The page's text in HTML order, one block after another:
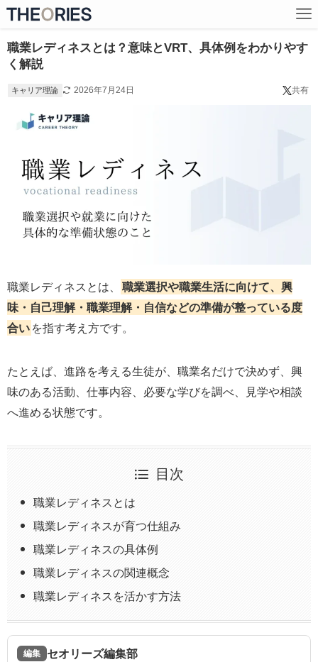
職業レディネスとは？意味とVRT、具体例をわかりやす
く解説
キャリア理論 2026年7月24日 共有
職業レディネスとは、
職業選択や職業生活に向けて、興
味・自己理解・職業理解・自信などの準備が整っている度
合い を指す考え方です。
たとえば、進路を考える生徒が、職業名だけで決めず、興
味のある活動、仕事内容、必要な学びを調べ、見学や相談
へ進める状態です。
目次
職業レディネスとは
職業レディネスが育つ仕組み
職業レディネスの具体例
職業レディネスの関連概念
職業レディネスを活かす方法
編集 セオリーズ編集部